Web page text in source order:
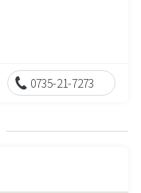
0735-21-7273